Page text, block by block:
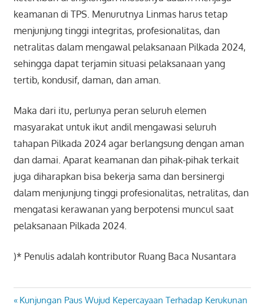
keamanan di TPS. Menurutnya Linmas harus tetap
menjunjung tinggi integritas, profesionalitas, dan
netralitas dalam mengawal pelaksanaan Pilkada 2024,
sehingga dapat terjamin situasi pelaksanaan yang
tertib, kondusif, daman, dan aman.
Maka dari itu, perlunya peran seluruh elemen
masyarakat untuk ikut andil mengawasi seluruh
tahapan Pilkada 2024 agar berlangsung dengan aman
dan damai. Aparat keamanan dan pihak-pihak terkait
juga diharapkan bisa bekerja sama dan bersinergi
dalam menjunjung tinggi profesionalitas, netralitas, dan
mengatasi kerawanan yang berpotensi muncul saat
pelaksanaan Pilkada 2024.
)* Penulis adalah kontributor Ruang Baca Nusantara
Navigasi
Previous
Kunjungan Paus Wujud Kepercayaan Terhadap Kerukunan